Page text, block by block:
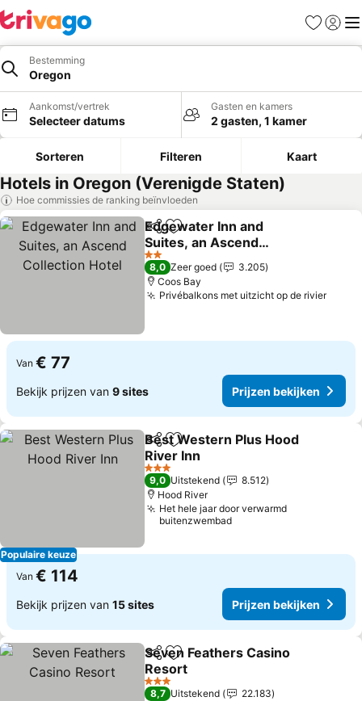
Favorieten
Bestemming
Oregon
Aankomst/vertrek
Selecteer datums
Gasten en kamers
2 gasten, 1 kamer
Sorteren Filteren Kaart
Hotels in Oregon (Verenigde Staten)
Hoe commissies de ranking beïnvloeden
DelenToevoegen aan favorieten
Edgewater Inn and
Suites, an Ascend
Collection Hotel
2 Sterren
8,0 Zeer goed
3.205
Coos Bay
Privébalkons met uitzicht op de rivier
Van € 77
Bekijk prijzen van 9 sites Prijzen bekijken
Populaire keuze
DelenToevoegen aan favorieten
Best Western Plus Hood
River Inn
3 Sterren
9,0 Uitstekend
8.512
Hood River
Het hele jaar door verwarmd
buitenzwembad
Van € 114
Bekijk prijzen van 15 sites Prijzen bekijken
DelenToevoegen aan favorieten
Seven Feathers Casino
Resort
3 Sterren
8,7 Uitstekend
22.183